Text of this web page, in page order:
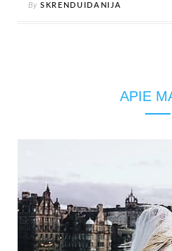
By SKRENDUIDANIJA
APIE